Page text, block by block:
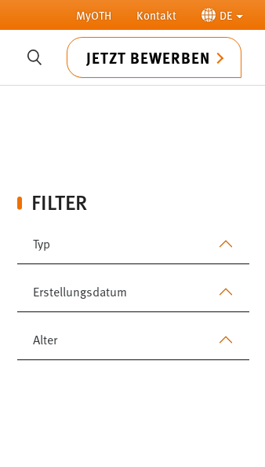
MyOTH Kontakt DE
SUCHE JETZT BEWERBEN
FILTER
Typ
Erstellungsdatum
Alter